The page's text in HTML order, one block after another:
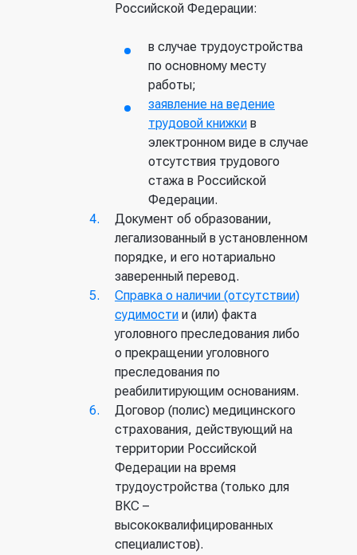
Российской Федерации:
в случае трудоустройства
по основному месту
работы;
заявление на ведение
трудовой книжки в
электронном виде в случае
отсутствия трудового
стажа в Российской
Федерации.
Документ об образовании,
легализованный в установленном
порядке, и его нотариально
заверенный перевод.
Справка о наличии (отсутствии)
судимости и (или) факта
уголовного преследования либо
о прекращении уголовного
преследования по
реабилитирующим основаниям.
Договор (полис) медицинского
страхования, действующий на
территории Российской
Федерации на время
трудоустройства (только для
ВКС –
высококвалифицированных
специалистов).